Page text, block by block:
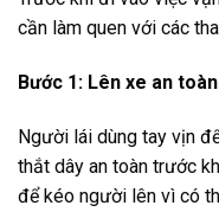
cần làm quen với các
Bước 1: Lên xe an toàn
Người lái dùng tay vịn
thắt dây an toàn trước
để kéo người lên vì có